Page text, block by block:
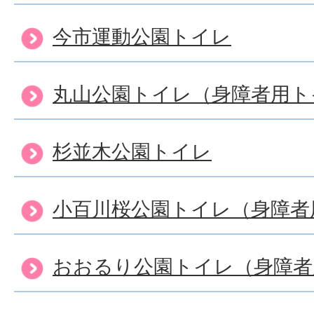
今市運動公園トイレ
丸山公園トイレ（身障者用
杉並木公園トイレ
小百川桜公園トイレ（身障
おおるり公園トイレ（身障